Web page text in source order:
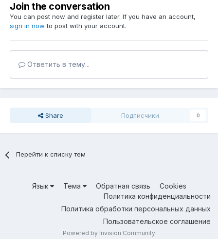
Join the conversation
You can post now and register later. If you have an account,
sign in now to post with your account.
Ответить в тему...
Share Подписчики 0
Перейти к списку тем
Язык Тема Обратная связь
Cookies
Политика конфиденциальности
Политика обработки персональных данных
Пользовательское соглашение
Powered by Invision Community